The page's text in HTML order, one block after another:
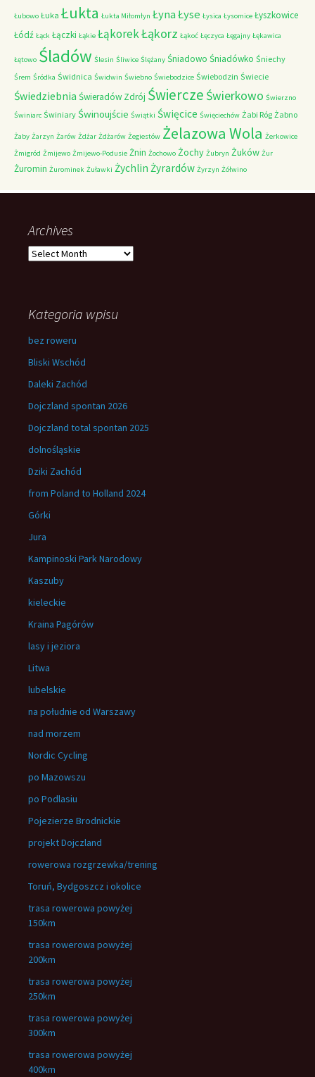
Łubowo Łuka Łukta Łukta Miłomłyn ŁynaŁyse Łysica Łysomice Łyszkowice
Łódź Łąck Łączki Łąkie ŁąkorekŁąkorz Łąkoć Łęczyca Łęgajny Łękawica
Łętowo Śladów Ślesin Śliwice Ślężany Śniadowo Śniadówko Śniechy
Śrem Śródka Świdnica Świdwin Świebno Świebodzice Świebodzin Świecie
Świedziebnia Świeradów Zdrój Świercze Świerkowo Świerzno
Świniarc Świniary Świnoujście Świątki Święcice Święciechów Żabi Róg Żabno
Żaby Żarzyn Żarów Żdżar Żdżarów Żegiestów Żelazowa Wola Żerkowice
Żmigród Żmijewo Żmijewo-Podusie Żnin Żochowo Żochy Żubryn Żuków Żur
Żuromin Żurominek Żuławki Żychlin Żyrardów Żyrzyn Żółwino
Archives
Archives
Kategoria wpisu
bez roweru
Bliski Wschód
Daleki Zachód
Dojczland spontan 2026
Dojczland total spontan 2025
dolnośląskie
Dziki Zachód
from Poland to Holland 2024
Górki
Jura
Kampinoski Park Narodowy
Kaszuby
kieleckie
Kraina Pagórów
lasy i jeziora
Litwa
lubelskie
na południe od Warszawy
nad morzem
Nordic Cycling
po Mazowszu
po Podlasiu
Pojezierze Brodnickie
projekt Dojczland
rowerowa rozgrzewka/trening
Toruń, Bydgoszcz i okolice
trasa rowerowa powyżej
150km
trasa rowerowa powyżej
200km
trasa rowerowa powyżej
250km
trasa rowerowa powyżej
300km
trasa rowerowa powyżej
400km